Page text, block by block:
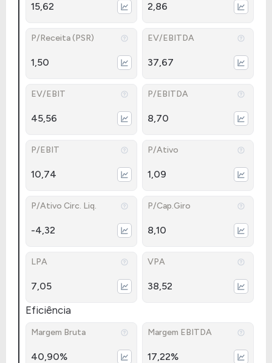
15,62 2,86
P/Receita (PSR)
1,50
EV/EBITDA
37,67
EV/EBIT
45,56
P/EBITDA
8,70
P/EBIT
10,74
P/Ativo
1,09
P/Ativo Circ. Liq.
-4,32
P/Cap.Giro
8,10
LPA
7,05
VPA
38,52
Eficiência
Margem Bruta
40,90%
Margem EBITDA
17,22%